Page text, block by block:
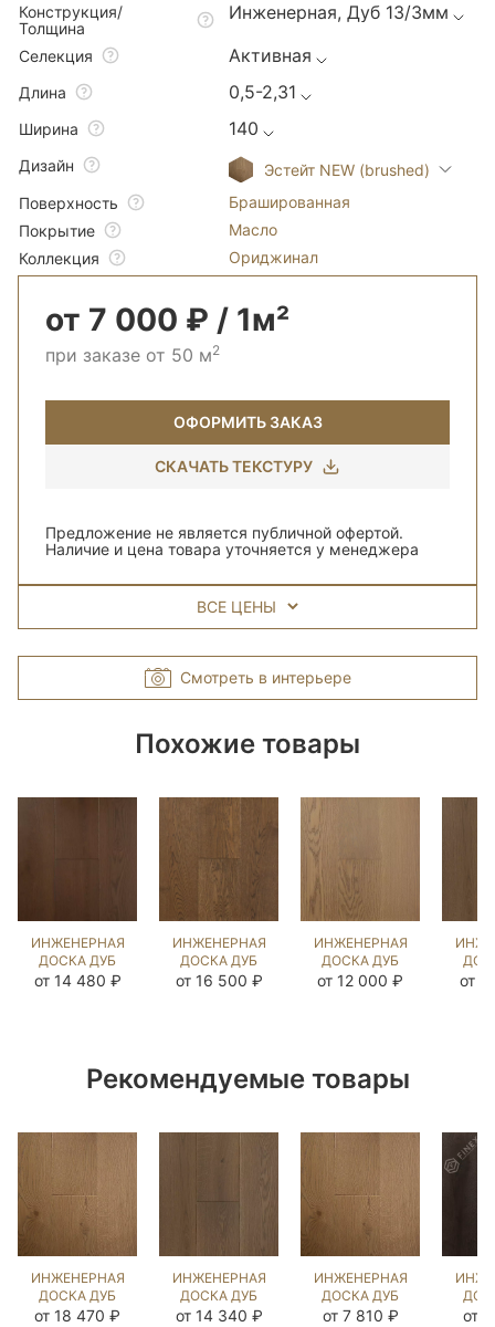
Конструкция/
Толщина
Инженерная, Дуб 13/3мм
Селекция Активная
Длина 0,5-2,31
Ширина 140
Дизайн
Эстейт NEW (brushed)
Поверхность
Брашированная
Покрытие
Масло
Коллекция
Ориджинал
от 7 000 ₽ / 1м²
при заказе от 50 м2
ОФОРМИТЬ ЗАКАЗ
СКАЧАТЬ ТЕКСТУРУ
Предложение не является публичной офертой.
Наличие и цена товара уточняется у менеджера
ВСЕ ЦЕНЫ
Смотреть в интерьере
Похожие товары
ИНЖЕНЕРНАЯ
ДОСКА ДУБ
ЧЁРНЫЙ
от 14 480 ₽
ИНЖЕНЕРНАЯ
ДОСКА ДУБ
СТРЕЙВУД
от 16 500 ₽
ИНЖЕНЕРНАЯ
ДОСКА ДУБ
ФЛЭТ УАЙТ
от 12 000 ₽ от
Рекомендуемые товары
ИНЖЕНЕРНАЯ
ДОСКА ДУБ
БЕРТ
от 18 470 ₽
ИНЖЕНЕРНАЯ
ДОСКА ДУБ
БЬЁРН
от 14 340 ₽
ИНЖЕНЕРНАЯ
ДОСКА ДУБ
БЕРТ
от 7 810 ₽ от